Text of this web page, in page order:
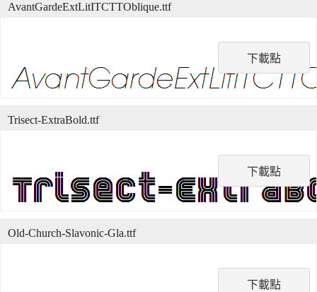
下載點
AvantGardeExtLitITCTTOblique.ttf
下載點
Trisect-ExtraBold.ttf
下載點
Old-Church-Slavonic-Gla.ttf